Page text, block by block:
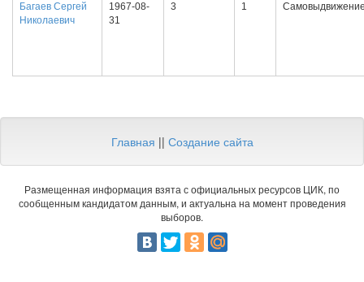
Багаев Сергей
Николаевич
1967-08-
31
3 1
Главная || Создание сайта
Размещенная информация взята с официальных ресурсов ЦИК, по
сообщенным кандидатом данным, и актуальна на момент проведения
выборов.